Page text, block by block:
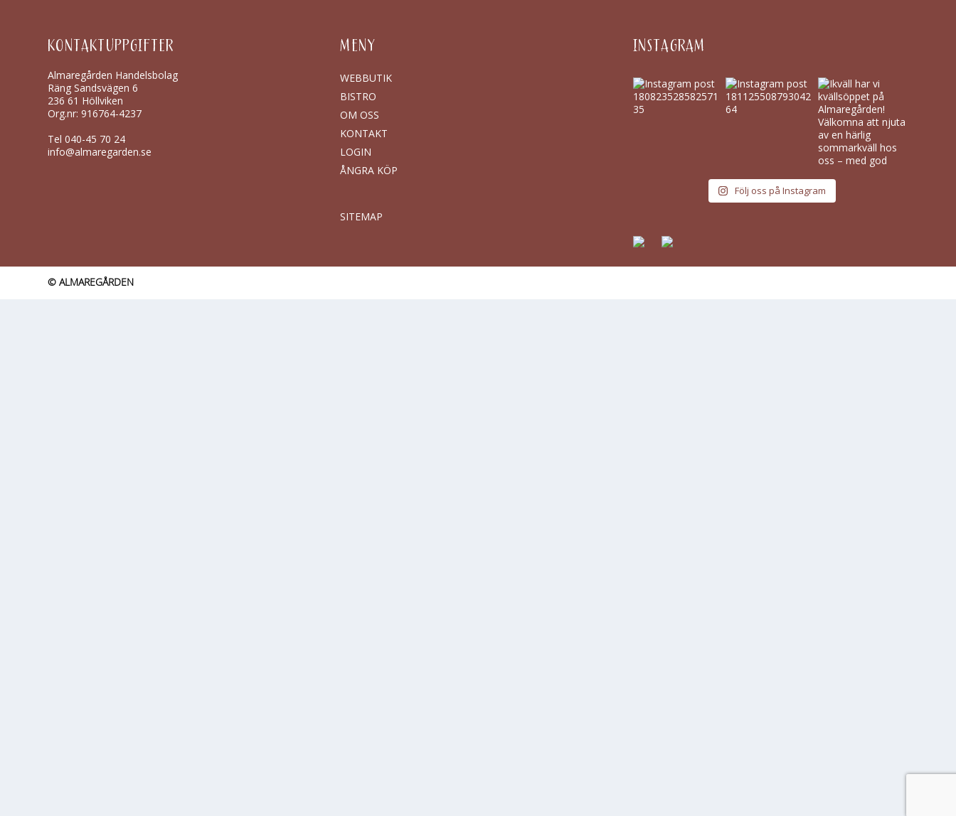
KONTAKTUPPGIFTER
Almaregården Handelsbolag
Räng Sandsvägen 6
236 61 Höllviken
Org.nr: 916764-4237
Tel040-45 70 24
info@almaregarden.se
MENY
WEBBUTIK
BISTRO
OM OSS
KONTAKT
LOGIN
ÅNGRA KÖP
SITEMAP
INSTAGRAM
Följ oss på Instagram
© ALMAREGÅRDEN